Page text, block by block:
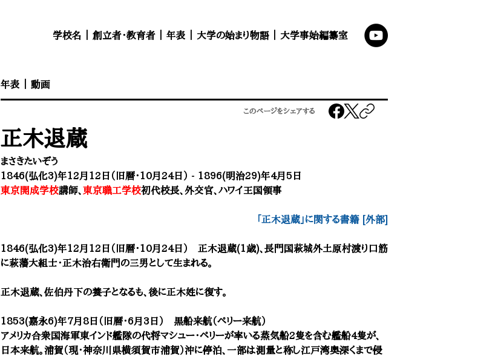
学校名 創立者・教育者 年表 大学の始まり物語 大学事始編纂室
年表 ｜ 動画
正木退蔵
まさきたいぞう
1846(弘化3)年12月12日（旧暦・10月24日） - 1896(明治29)年4月5日
東京開成学校講師、 東京職工学校初代校長、外交官、ハワイ王国領事
正木退蔵 」に関する書籍 [外部]
1846(弘化3)年12月12日（旧暦・10月24日） 正木退蔵(1歳)、長門国萩城外土原村渡り口筋
に萩藩大組士・正木治右衛門の三男として生まれる。
正木退蔵、佐伯丹下の養子となるも、後に正木姓に復す。
1853(嘉永6)年7月8日（旧暦・6月3日） 黒船来航（ペリー来航）
アメリカ合衆国海軍東インド艦隊の代将マシュー・ペリーが率いる蒸気船2隻を含む艦船4隻が、
日本来航。浦賀（現・神奈川県横須賀市浦賀）沖に停泊、一部は測量と称し江戸湾奥深くまで侵
このページをシェアする